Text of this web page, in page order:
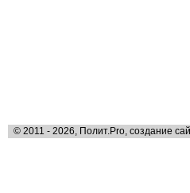
© 2011 - 2026, Полит.Pro, создание